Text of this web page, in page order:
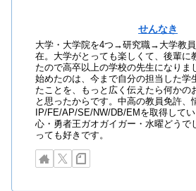
せんなき
大学・大学院を4つ→研究職→大学教
在。大学がとっても楽しくて、後輩に
たので高卒以上の学校の先生になりま
始めたのは、今まで自分の担当した学
たことを、もっと広く伝えたら何かの
と思ったからです。中高の教員免許、
IP/FE/AP/SE/NW/DB/EMを取得して
心・勇者王ガオガイガー・水曜どうで
っても好きです。